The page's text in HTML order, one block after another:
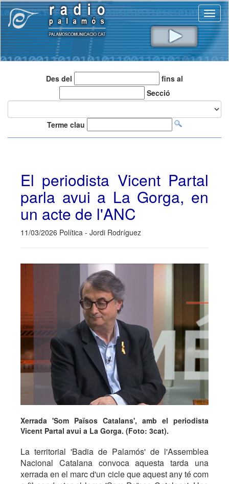
Des del
fins al
Secció
Terme clau
El periodista Vicent Partal
parla avui a La Gorga, en
un acte de l'ANC
11/03/2026 Política - Jordi Rodríguez
Xerrada 'Som Països Catalans', amb el periodista
Vicent Partal avui a La Gorga. (Foto: 3cat).
La territorial 'Badia de Palamós' de l'Assemblea
Nacional Catalana convoca aquesta tarda una
xerrada en el marc d'un cicle que aquest any té com